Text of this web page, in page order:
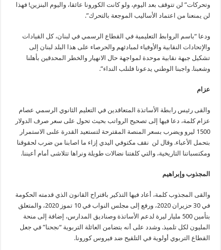
وتحركات” لن تتوقف بعد اليوم، ولو كانت الكورونا عائقا، واليوم البنزين! فهذا
لن يمنعنا من اعتماد الأساليب الموجعة بالتحرك”.
ودعا “باسم الروابط التعليمية في القطاع الرسمي في لبنان، كل القيادات
والإتحادات النقابية والأوفياء لمبادئهم والحرصاء على هذا البلد لبنان إلى
تشكيل جبهة نقابية موحدة لمواجهة حال الانهيار والخطر المحدقين بأهلنا
وشعبنا. واجبنا الوطني يدعونا فلنلب النداء”.
عزام
والقى رئيس رابطة الأساتذة المتعاقدين في التعليم الثانوي الرسمي عصام
عزام كلمة، دعا فيها إلى تصحيح الرواتب بحيث تحول على سعر صرف الدولار
1500 ليرو ويضرب بسعر المنصة المقترحة لتستعيد القدرة علىى الاستمرار
بتحمل الأعباء. وقال لن نقف مكتوفي اليدي إزاء ما اصابنا من ضرب لحقوقنا
ومكتسباتنا التاريخية، والتي كلفتنا نضالات طويلة ونراها تتلاشى أمام أعيننا.
المجذوب وإبراهيم
والقى المجذوب كلمة، أعاد فيها التذكير باقتراح القانون الذي قدمته الحكومة
في 30 حزيران 2020، ورفع إلى مجلس النواب في 10 تموز 2020، والمتعلق
بتأمين 500 مليار ليرة لدعم الأساتذة وصناديق المدارس، إضافة إلى منحة
المليون لكل تلميذ. وشدد على أنه بتضامن العائلة التربوية “نجحنا” في جعل
القطاع التربوي أولوية في التلقيح ضد فيروس كورونا.